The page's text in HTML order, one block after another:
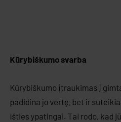
Kūrybiškumo svarba
Kūrybiškumo įtraukimas į
padidina jo vertę, bet ir
išties ypatingai. Tai rodo, kad